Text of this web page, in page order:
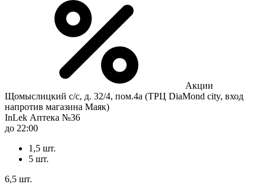
Акции
Щомыслицкий с/с, д. 32/4, пом.4а (ТРЦ DiaMond city, вход
напротив магазина Маяк)
InLek Аптека №36
до 22:00
1,5 шт.
5 шт.
6,5 шт.